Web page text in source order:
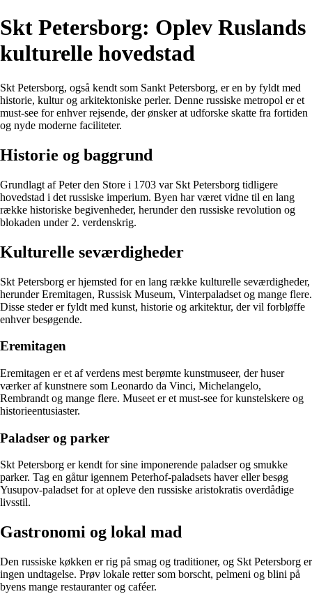
Skt Petersborg: Oplev Ruslands
kulturelle hovedstad
Skt Petersborg, også kendt som Sankt Petersborg, er en by fyldt med
historie, kultur og arkitektoniske perler. Denne russiske metropol er et
must-see for enhver rejsende, der ønsker at udforske skatte fra fortiden
og nyde moderne faciliteter.
Historie og baggrund
Grundlagt af Peter den Store i 1703 var Skt Petersborg tidligere
hovedstad i det russiske imperium. Byen har været vidne til en lang
række historiske begivenheder, herunder den russiske revolution og
blokaden under 2. verdenskrig.
Kulturelle seværdigheder
Skt Petersborg er hjemsted for en lang række kulturelle seværdigheder,
herunder Eremitagen, Russisk Museum, Vinterpaladset og mange flere.
Disse steder er fyldt med kunst, historie og arkitektur, der vil forbløffe
enhver besøgende.
Eremitagen
Eremitagen er et af verdens mest berømte kunstmuseer, der huser
værker af kunstnere som Leonardo da Vinci, Michelangelo,
Rembrandt og mange flere. Museet er et must-see for kunstelskere og
historieentusiaster.
Paladser og parker
Skt Petersborg er kendt for sine imponerende paladser og smukke
parker. Tag en gåtur igennem Peterhof-paladsets haver eller besøg
Yusupov-paladset for at opleve den russiske aristokratis overdådige
livsstil.
Gastronomi og lokal mad
Den russiske køkken er rig på smag og traditioner, og Skt Petersborg er
ingen undtagelse. Prøv lokale retter som borscht, pelmeni og blini på
byens mange restauranter og caféer.